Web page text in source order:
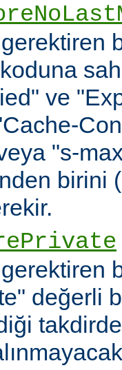
gerektiren
ve
"s-
birini
gerektiren
değerli